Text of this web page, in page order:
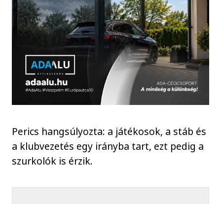
Perics hangsúlyozta: a játékosok, a stáb és
a klubvezetés egy irányba tart, ezt pedig a
szurkolók is érzik.